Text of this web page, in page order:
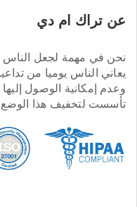
عن تراك ام دي
نحن في مهمة لجعل الناس
يعاني الناس يوميا من
وعدم إمكانية الوصول
تأسست لتخفيف هذا الوضع